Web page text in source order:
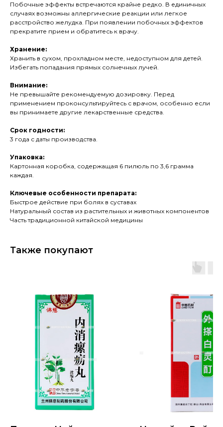
Побочные эффекты встречаются крайне редко. В единичных
случаях возможны аллергические реакции или легкое
расстройство желудка. При появлении побочных эффектов
прекратите прием и обратитесь к врачу.
Хранение:
Хранить в сухом, прохладном месте, недоступном для детей.
Избегать попадания прямых солнечных лучей.
Внимание:
Не превышайте рекомендуемую дозировку. Перед
применением проконсультируйтесь с врачом, особенно если
вы принимаете другие лекарственные средства.
Срок годности:
3 года с даты производства.
Упаковка:
Картонная коробка, содержащая 6 пилюль по 3,6 грамма
каждая.
Ключевые особенности препарата:
Быстрое действие при болях в суставах
Натуральный состав из растительных и животных компонентов
Часть традиционной китайской медицины
Также покупают